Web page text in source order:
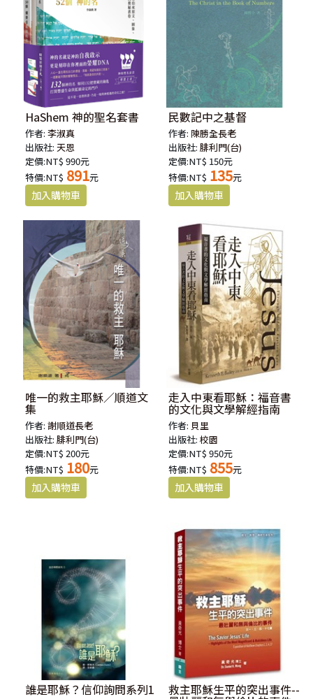
HaShem 神的聖名套書
作者:李淑真
出版社:天恩
定價:NT$ 990元
特價:NT$ 891元
民數記中之基督
作者: 陳勝全長老
出版社:腓利門(台)
定價:NT$ 150元
特價:NT$ 135元
唯一的救主耶穌／順道文
集
作者:謝順道長老
出版社:腓利門(台)
定價:NT$ 200元
特價:NT$ 180元
走入中東看耶穌：福音書
的文化與文學解經指南
作者: 貝里
出版社:校園
定價:NT$ 950元
特價:NT$ 855元
誰是耶穌？信仰詢問系列1 救主耶穌生平的突出事件--